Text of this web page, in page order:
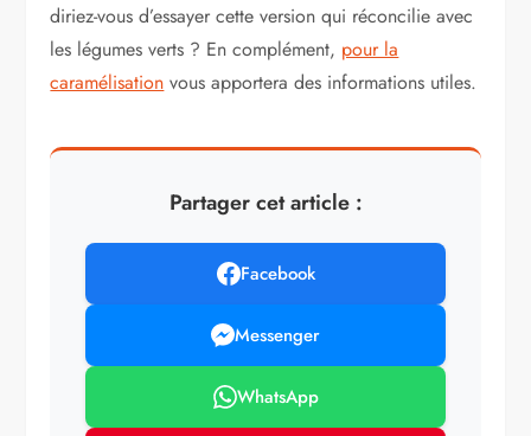
diriez-vous d’essayer cette version qui réconcilie avec
les légumes verts ? En complément, pour la
caramélisation vous apportera des informations utiles.
Partager cet article :
Facebook
Messenger
WhatsApp